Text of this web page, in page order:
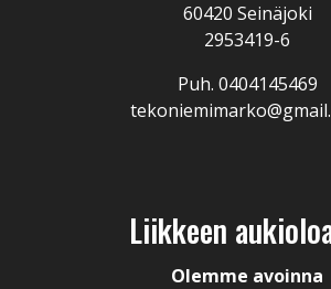
60420 Seinäjoki
2953419-6
Puh. 0404145469
Liikkeen
Olemme avoinna